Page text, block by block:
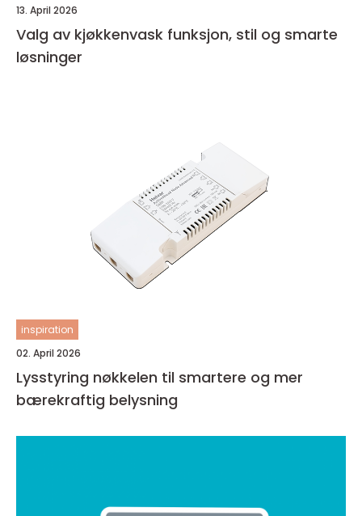
13. April 2026
Valg av kjøkkenvask funksjon, stil og smarte
løsninger
inspiration
02. April 2026
Lysstyring nøkkelen til smartere og mer
bærekraftig belysning